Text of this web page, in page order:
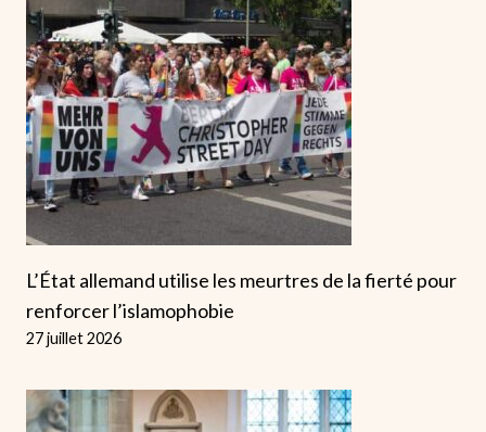
L’État allemand utilise les meurtres de la fierté pour
renforcer l’islamophobie
27 juillet 2026